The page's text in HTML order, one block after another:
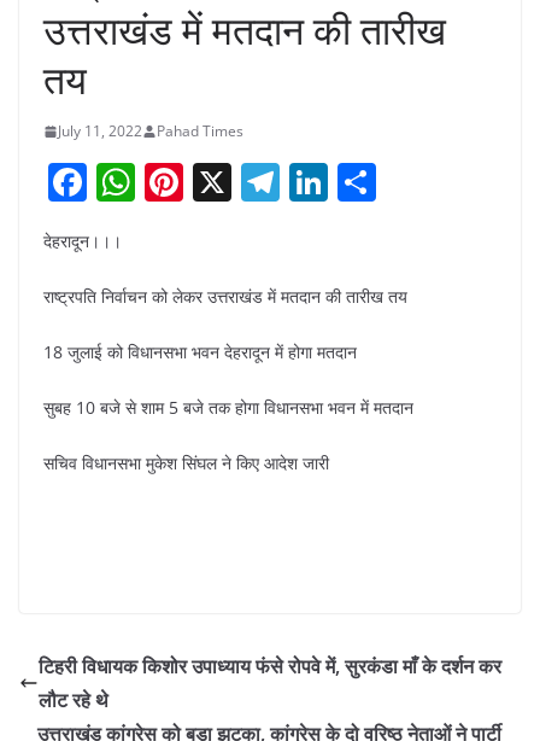
उत्तराखंड में मतदान की तारीख
तय
July 11, 2022 Pahad Times
F
c
e
b
o
o
k
W
s
A
p
p
Pi
e
st
X T
gr
a
m
Li
e
dI
n
e
देहरादून।।।
राष्ट्रपति निर्वाचन को लेकर उत्तराखंड में मतदान की तारीख तय
18 जुलाई को विधानसभा भवन देहरादून में होगा मतदान
सुबह 10 बजे से शाम 5 बजे तक होगा विधानसभा भवन में मतदान
सचिव विधानसभा मुकेश सिंघल ने किए आदेश जारी
टिहरी विधायक किशोर उपाध्याय फंसे रोपवे में, सुरकंडा माँ के दर्शन कर
लौट रहे थे
उत्तराखंड कांग्रेस को बड़ा झटका, कांग्रेस के दो वरिष्ठ नेताओं ने पार्टी